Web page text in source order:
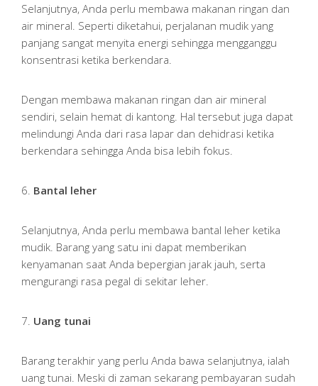
Selanjutnya, Anda perlu membawa makanan ringan dan
air mineral. Seperti diketahui, perjalanan mudik yang
panjang sangat menyita energi sehingga mengganggu
konsentrasi ketika berkendara.
Dengan membawa makanan ringan dan air mineral
sendiri, selain hemat di kantong. Hal tersebut juga dapat
melindungi Anda dari rasa lapar dan dehidrasi ketika
berkendara sehingga Anda bisa lebih fokus.
6. Bantal leher
Selanjutnya, Anda perlu membawa bantal leher ketika
mudik. Barang yang satu ini dapat memberikan
kenyamanan saat Anda bepergian jarak jauh, serta
mengurangi rasa pegal di sekitar leher.
7. Uang tunai
Barang terakhir yang perlu Anda bawa selanjutnya, ialah
uang tunai. Meski di zaman sekarang pembayaran sudah